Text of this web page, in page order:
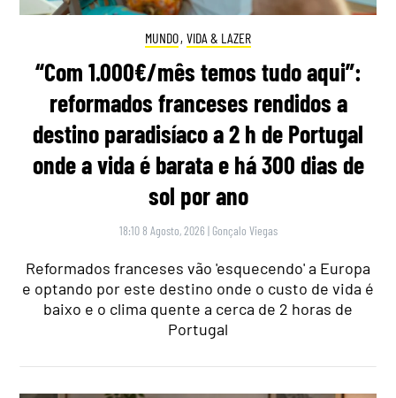
MUNDO, VIDA & LAZER
“Com 1.000€/mês temos tudo aqui”:
reformados franceses rendidos a
destino paradisíaco a 2 h de Portugal
onde a vida é barata e há 300 dias de
sol por ano
18:10 8 Agosto, 2026 | Gonçalo Viegas
Reformados franceses vão 'esquecendo' a Europa
e optando por este destino onde o custo de vida é
baixo e o clima quente a cerca de 2 horas de
Portugal